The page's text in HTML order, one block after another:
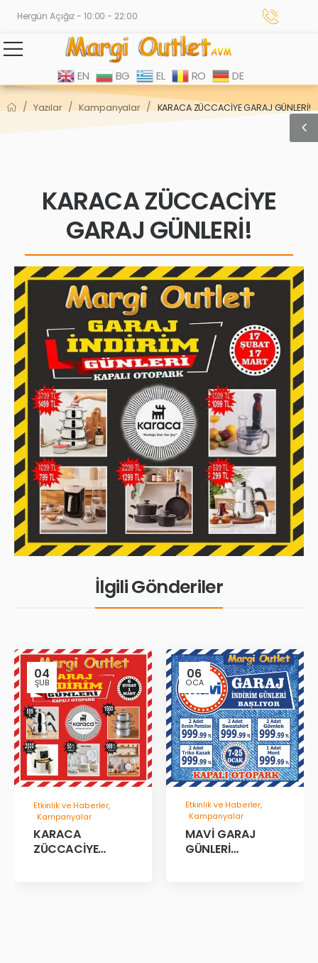
Hergün Açığız - 10:00 - 22:00
EN BG EL RO DE
/ Yazılar / Kampanyalar / KARACA ZÜCCACİYE GARAJ GÜNLERİ!
KARACA ZÜCCACİYE
GARAJ GÜNLERİ!
İlgili Gönderiler
04
ŞUB
Etkinlik ve Haberler,
Kampanyalar
KARACA
ZÜCCACİYE
06
OCA
Etkinlik ve Haberler,
Kampanyalar
MAVİ GARAJ
GÜNLERİ